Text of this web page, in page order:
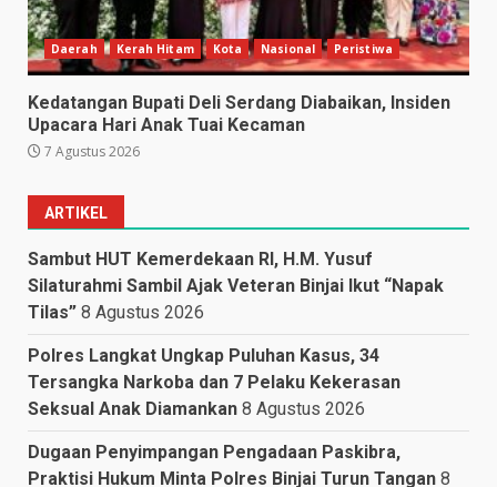
Daerah Kerah Hitam Kota Nasional Peristiwa
Kedatangan Bupati Deli Serdang Diabaikan, Insiden
Upacara Hari Anak Tuai Kecaman
7 Agustus 2026
ARTIKEL
Sambut HUT Kemerdekaan RI, H.M. Yusuf
Silaturahmi Sambil Ajak Veteran Binjai Ikut “Napak
Tilas” 8 Agustus 2026
Polres Langkat Ungkap Puluhan Kasus, 34
Tersangka Narkoba dan 7 Pelaku Kekerasan
Seksual Anak Diamankan 8 Agustus 2026
Dugaan Penyimpangan Pengadaan Paskibra,
Praktisi Hukum Minta Polres Binjai Turun Tangan 8